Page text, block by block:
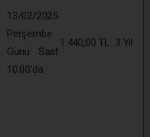
13/02/2025
Perşembe
Günü Saat
10:00’da
1.440,00 TL 3 Yıl